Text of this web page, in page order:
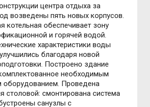
центра отдыха за
возведены пять новых корпусов.
котельная обеспечивает зону
и горячей водой.
характеристики воды
благодаря новой
Построено здание
необходимым
оборудованием. Проведена
столовой: смонтирована система
санузлы с